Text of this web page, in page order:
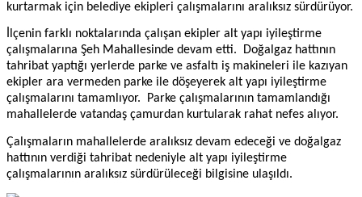
kurtarmak için belediye ekipleri çalışmalarını aralıksız sürdürüyor.
İlçenin farklı noktalarında çalışan ekipler alt yapı iyileştirme
çalışmalarına Şeh Mahallesinde devam etti.
Doğalgaz hattının
tahribat yaptığı yerlerde parke ve asfaltı iş makineleri ile kazıyan
ekipler ara vermeden parke ile döşeyerek alt yapı iyileştirme
çalışmalarını tamamlıyor.
Parke çalışmalarının tamamlandığı
mahallelerde vatandaş çamurdan kurtularak rahat nefes alıyor.
Çalışmaların mahallelerde aralıksız devam edeceği ve doğalgaz
hattının verdiği tahribat nedeniyle alt yapı iyileştirme
çalışmalarının aralıksız sürdürüleceği bilgisine ulaşıldı.